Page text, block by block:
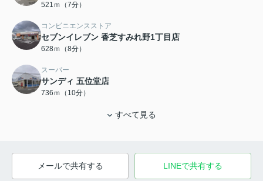
521ｍ（7分）
コンビニエンスストア
セブンイレブン 香芝すみれ野1丁目店
628ｍ（8分）
スーパー
サンディ 五位堂店
736ｍ（10分）
すべて見る
メールで共有する LINEで共有する